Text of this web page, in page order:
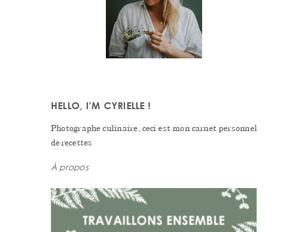
HELLO, I’M CYRIELLE !
Photographe culinaire, ceci est mon carnet personnel
de recettes
À propos